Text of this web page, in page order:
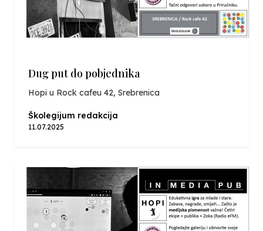
Dug put do pobjednika
Hopi u Rock cafeu 42, Srebrenica
Školegijum redakcija
11.07.2025